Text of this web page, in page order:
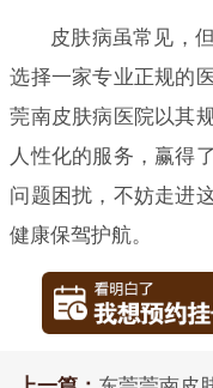
皮肤病虽常见，
选择一家专业正规的
莞南皮肤病医院以其
人性化的服务，赢得
问题困扰，不妨走进
健康保驾护航。